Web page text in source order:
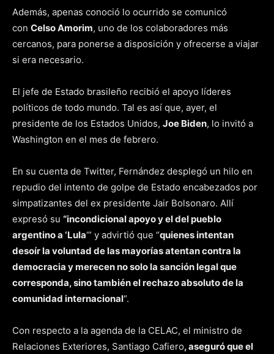
Además, apenas conoció lo ocurrido se comunicó
con Celso Amorim, uno de los colaboradores más
cercanos, para ponerse a disposición y ofrecerse a viajar
si era necesario.
El jefe de Estado brasileño recibió el apoyo líderes
políticos de todo mundo. Tal es así que, ayer, el
presidente de los Estados Unidos, Joe Biden, lo invitó a
Washington en el mes de febrero.
En su cuenta de Twitter, Fernández desplegó un hilo en
repudio del intento de golpe de Estado encabezados por
simpatizantes del ex presidente Jair Bolsonaro. Allí
expresó su “incondicional apoyo y el del pueblo
argentino a ‘Lula‘” y advirtió que “quienes intentan
desoír la voluntad de las mayorías atentan contra la
democracia y merecen no solo la sanción legal que
corresponda, sino también el rechazo absoluto de la
comunidad internacional“.
Con respecto a la agenda de la CELAC, el ministro de
Relaciones Exteriores, Santiago Cafiero, aseguró que el